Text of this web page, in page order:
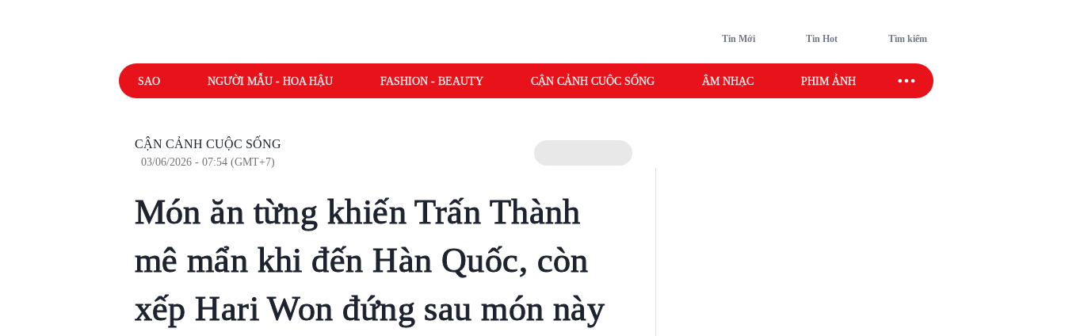
Tin Mới Tin Hot Tìm kiếm
SAO NGƯỜI MẪU - HOA HẬU FASHION - BEAUTY CẬN CẢNH CUỘC SỐNG ÂM NHẠC PHIM ẢNH SAO SPORT
CẬN CẢNH CUỘC SỐNG
03/06/2026 - 07:54 (GMT+7)
Món ăn từng khiến Trấn Thành
mê mẩn khi đến Hàn Quốc, còn
xếp Hari Won đứng sau món này